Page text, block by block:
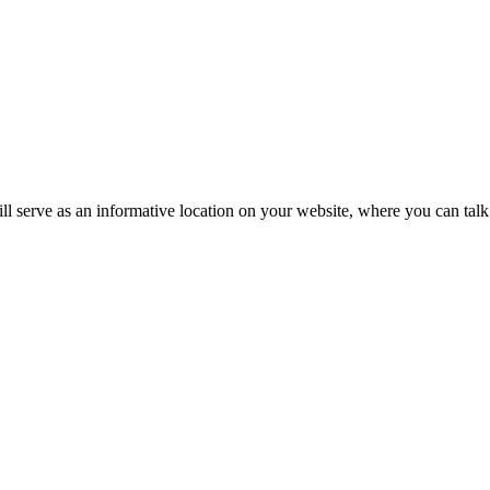
serve as an informative location on your website, where you can